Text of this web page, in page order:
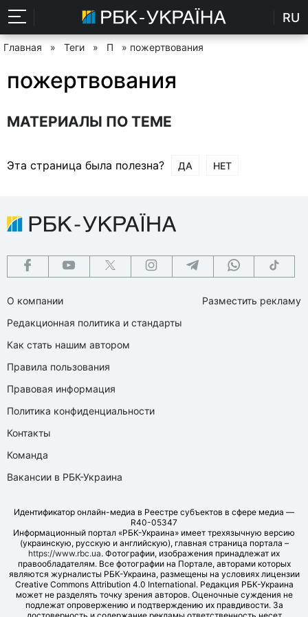
RU
Главная » Теги » П » пожертвования
пожертвования
МАТЕРИАЛЫ ПО ТЕМЕ
Эта страница была полезна? ДА НЕТ
О компании
Редакционная политика и стандарты
Как стать нашим автором
Правила пользования
Правовая информация
Политика конфиденциальности
Контакты
Команда
Вакансии в РБК-Украина
Разместить рекламу
Идентификатор онлайн-медиа в Реестре субъектов в сфере медиа —
R40-05347
Информационный портал «РБК-Украина» имеет трехязычную версию
(украинскую, русскую и английскую), главная страница портала –
https://www.rbc.ua. Фотографии, изображения принадлежат их
правообладателям. Все фотографии на Портале, авторами которых
являются журналисты РБК-Украина, размещены на условиях лицензии
Creative Commons Attribution 4.0 International. Редакция РБК-Украина
может не разделять точку зрения авторов. Оценочные суждения не
подлежат опровержению и подтверждению их правдивости. За